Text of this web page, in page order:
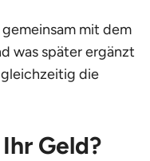
mit dem
was später ergänzt
gleichzeitig die
Geld?